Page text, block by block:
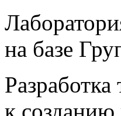
на базе
к созданию